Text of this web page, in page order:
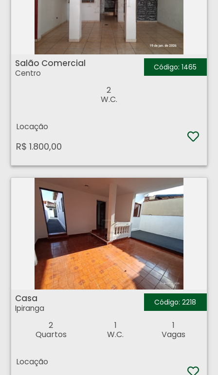
Salão Comercial - Centro - Ribeirão Preto
Salão Comercial
Centro
Código: 1465
2
W.C.
Locação
R$ 1.800,00
Casa - Ipiranga - Ribeirão Preto
Casa
Ipiranga
Código: 2218
2
Quartos
1
W.C.
1
Vagas
Locação